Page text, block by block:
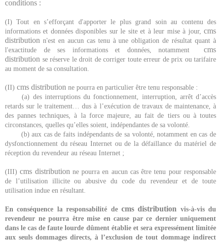
conditions :
(I) Tout en s’efforçant d'apporter le plus grand soin au contenu des
informations et données disponibles sur le site et à leur mise à jour, cms
distribution n'est en aucun cas tenu à une obligation de résultat quant à
l'exactitude de ses informations et données, notamment cms
distribution se réserve le droit de corriger toute erreur de prix ou tarifaire
au moment de sa consultation.
(II) cms distribution ne pourra en particulier être tenu responsable :
(a) des interruptions du fonctionnement, interruption, arrêt d’accès
retards sur le traitement… dus à l’exécution de travaux de maintenance, à
des pannes techniques, à la force majeure, au fait de tiers ou à toutes
circonstances, quelles qu’elles soient, indépendantes de sa volonté.
(b) aux cas de faits indépendants de sa volonté, notamment en cas de
dysfonctionnement du réseau Internet ou de la défaillance du matériel de
réception du revendeur au réseau Internet ;
(III)cms distribution ne pourra en aucun cas être tenu pour responsable
de l’utilisation illicite ou abusive du code du revendeur et de toute
utilisation indue en résultant.
En conséquence la responsabilité de cms distribution vis-à-vis du
revendeur ne pourra être mise en cause par ce dernier uniquement
dans le cas de faute lourde dûment établie et sera expressément limitée
aux seuls dommages directs, à l’exclusion de tout dommage indirect